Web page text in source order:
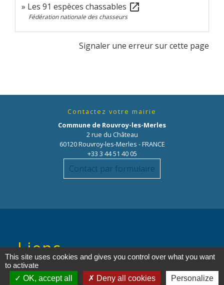
Les 91 espèces chassables open_in_new
Fédération nationale des chasseurs
Signaler une erreur sur cette page
Contactez votre mairie
Commune de Rouvroy-les-Merles
2 rue du Château
60120 Rouvroy-les-Merles - FRANCE
+33 3 44 51 40 05
Contact par formulaire
Liens
Oise mobilité
This site uses cookies and gives you control over what you want
to activate
OK, accept all
Deny all cookies Personalize